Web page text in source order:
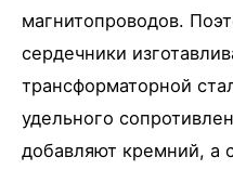
магнитопроводов.
сердечники
трансформаторной
удельного
добавляют кремний, а